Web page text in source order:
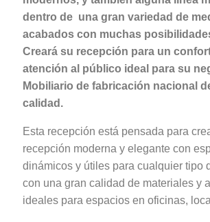
dentro de una gran variedad de
acabados con muchas
Creará su recepción para un
atención al público ideal para su
Mobiliario de fabricación nacional
calidad.
Esta recepción está pensada para
recepción moderna y elegante con
dinámicos y útiles para cualquier tipo
con una gran calidad de materiales y
ideales para espacios en oficinas,